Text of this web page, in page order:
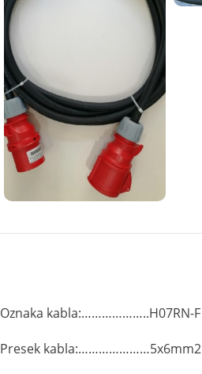
Oznaka kabla:………………..H07RN-F
Presek kabla:…………………5x6mm2